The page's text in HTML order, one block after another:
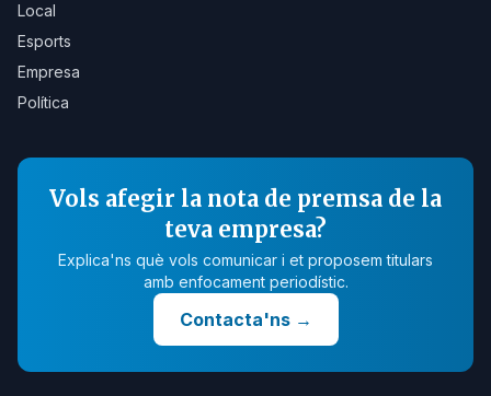
Local
Esports
Empresa
Política
Vols afegir la nota de premsa de la
teva empresa?
Explica'ns què vols comunicar i et proposem titulars
amb enfocament periodístic.
Contacta'ns→